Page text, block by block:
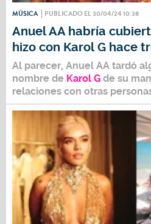
MÚSICA PUBLICADO EL 30/04/24 10:38
Anuel AA habría
hizo con Karol G hace
Al parecer, Anuel AA tardó
nombre de Karol G de su
relaciones con otras